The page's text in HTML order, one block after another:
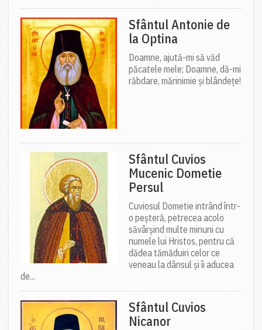
Sfântul Antonie de
la Optina
Doamne, ajută-mi să văd
păcatele mele; Doamne, dă-mi
răbdare, mărinimie şi blândeţe!
Sfântul Cuvios
Mucenic Dometie
Persul
Cuviosul Dometie intrând într-
o peșteră, petrecea acolo
săvârșind multe minuni cu
numele lui Hristos, pentru că
dădea tămăduiri celor ce
veneau la dânsul și îi aducea
de...
Sfântul Cuvios
Nicanor